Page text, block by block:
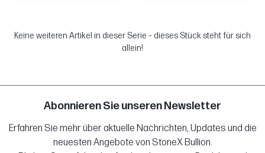
Keine weiteren Artikel in dieser Serie – dieses Stück steht für sich
allein!
Abonnieren Sie unseren Newsletter
Erfahren Sie mehr über aktuelle Nachrichten, Updates und die
neuesten Angebote von StoneX Bullion.